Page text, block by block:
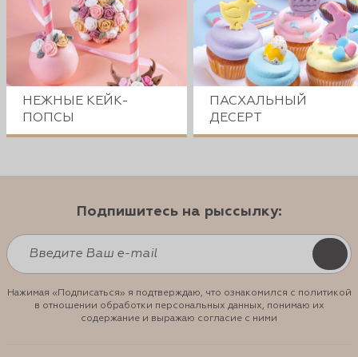
НЕЖНЫЕ КЕЙК-
ПОПСЫ
ПАСХАЛЬНЫЙ
ДЕСЕРТ
Подпишитесь на рыссылку:
Нажимая «Подписаться» я подтверждаю, что ознакомился с политикой
в отношении обработки персональных данных, понимаю их
содержание и выражаю согласие с ними